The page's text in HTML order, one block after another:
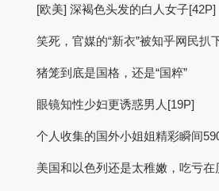
[欧美] 深褐色头发的白人女子[42P]
笑死，官媒的“新衣”被知乎网民扒
猪笼到底是国格，还是“国粹”
眼镜知性少妇更诱惑男人[19P]
个人收集的国外小姐姐精彩瞬间
美国和以色列还是太稚嫩，吃亏